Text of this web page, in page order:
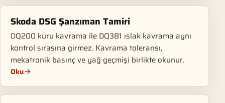
Skoda DSG Şanzıman Tamiri
DQ200 kuru kavrama ile DQ381 ıslak kavrama aynı
kontrol sırasına girmez. Kavrama toleransı,
mekatronik basınç ve yağ geçmişi birlikte okunur.
Oku